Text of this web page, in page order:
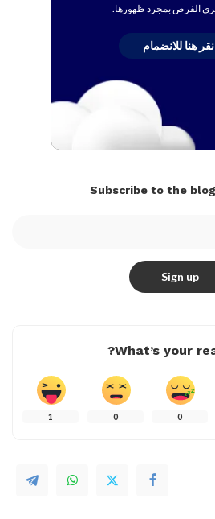
الفرص بمجرد ظهورها.
هنا للانضمام
Subscribe to the
What’s your
0
0
1